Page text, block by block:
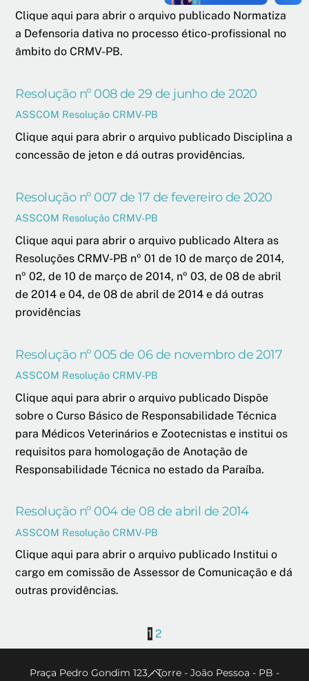
Clique aqui para abrir o arquivo publicado Normatiza
a Defensoria dativa no processo ético-profissional no
âmbito do CRMV-PB.
Resolução nº 008 de 29 de junho de 2020
ASSCOM Resolução CRMV-PB
Clique aqui para abrir o arquivo publicado Disciplina a
concessão de jeton e dá outras providências.
Resolução nº 007 de 17 de fevereiro de 2020
ASSCOM Resolução CRMV-PB
Clique aqui para abrir o arquivo publicado Altera as
Resoluções CRMV-PB nº 01 de 10 de março de 2014,
nº 02, de 10 de março de 2014, nº 03, de 08 de abril
de 2014 e 04, de 08 de abril de 2014 e dá outras
providências
Resolução nº 005 de 06 de novembro de 2017
ASSCOM Resolução CRMV-PB
Clique aqui para abrir o arquivo publicado Dispõe
sobre o Curso Básico de Responsabilidade Técnica
para Médicos Veterinários e Zootecnistas e institui os
requisitos para homologação de Anotação de
Responsabilidade Técnica no estado da Paraíba.
Resolução nº 004 de 08 de abril de 2014
ASSCOM Resolução CRMV-PB
Clique aqui para abrir o arquivo publicado Institui o
cargo em comissão de Assessor de Comunicação e dá
outras providências.
1 2
Back
Praça Pedro Gondim 123 - Torre - João Pessoa - PB -